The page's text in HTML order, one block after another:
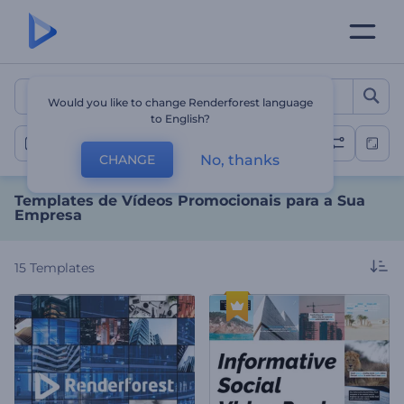
Templates de Vídeos
Outros Vídeos Promocionais
Templates de Vídeos Promocionais para a Sua
Empresa
15 Templates
Would you like to change Renderforest language
to English?
CHANGE No, thanks